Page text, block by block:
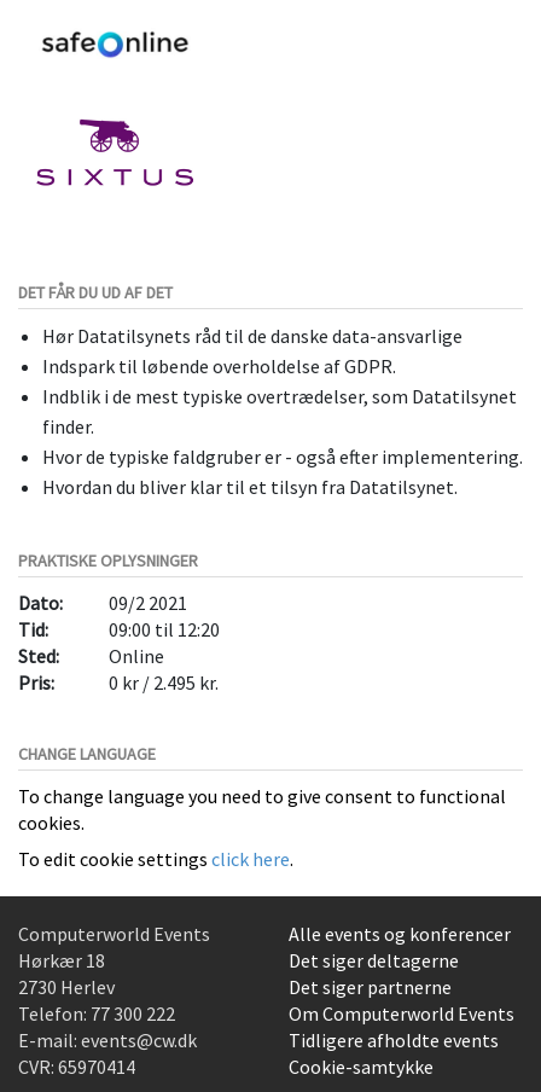
DET FÅR DU UD AF DET
Hør Datatilsynets råd til de danske data-ansvarlige
Indspark til løbende overholdelse af GDPR.
Indblik i de mest typiske overtrædelser, som Datatilsynet
finder.
Hvor de typiske faldgruber er - også efter implementering.
Hvordan du bliver klar til et tilsyn fra Datatilsynet.
PRAKTISKE OPLYSNINGER
Dato:
09/2 2021
Tid:
09:00 til 12:20
Sted:
Online
Pris:
0 kr / 2.495 kr.
CHANGE LANGUAGE
To change language you need to give consent to functional
cookies.
To edit cookie settings click here.
Computerworld Events
Hørkær 18
2730 Herlev
Telefon: 77 300 222
E-mail: events@cw.dk
CVR: 65970414
Alle events og konferencer
Det siger deltagerne
Det siger partnerne
Om Computerworld Events
Tidligere afholdte events
Cookie-samtykke